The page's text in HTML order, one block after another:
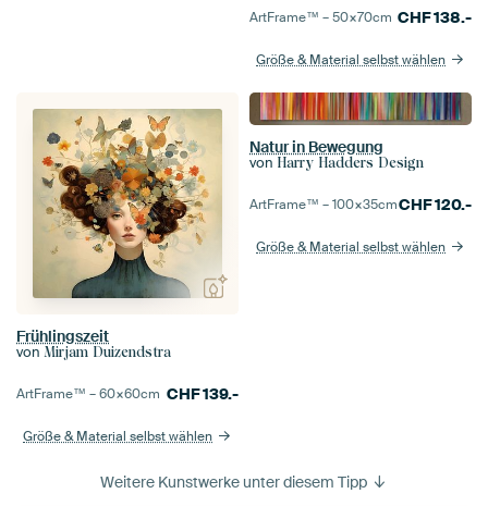
ArtFrame™ –50×70cm CHF138.-
Größe & Material selbst wählen
Frühlingszeit
von Mirjam Duizendstra
ArtFrame™ –60×60cm CHF139.-
Größe & Material selbst wählen
Natur in Bewegung
von Harry Hadders Design
ArtFrame™ –100×35cmCHF120.-
Größe & Material selbst wählen
Weitere Kunstwerke unter diesem Tipp